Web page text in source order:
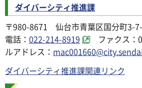
ダイバーシティ推進課
〒980-8671 仙台市青葉区国分町3-
電話： 022-214-8919
ファクス
ルアドレス：
ダイバーシティ推進課関連リンク